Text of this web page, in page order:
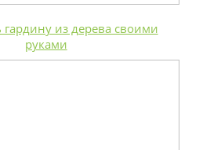
гардину из дерева своими
руками